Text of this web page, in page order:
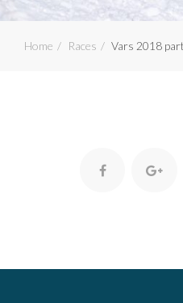
Home Races Vars 2018